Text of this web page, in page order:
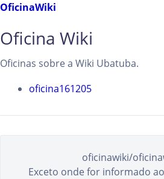
OficinaWiki
Oficina Wiki
Oficinas sobre a Wiki Ubatuba.
oficina161205
oficinawiki/
Exceto onde for informado